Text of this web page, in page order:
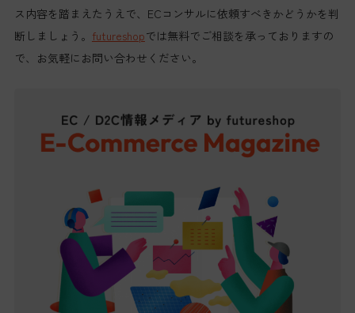
ス内容を踏まえたうえで、ECコンサルに依頼すべきかどうかを判
断しましょう。 futureshopでは無料でご相談を承っておりますの
で、お気軽にお問い合わせください。